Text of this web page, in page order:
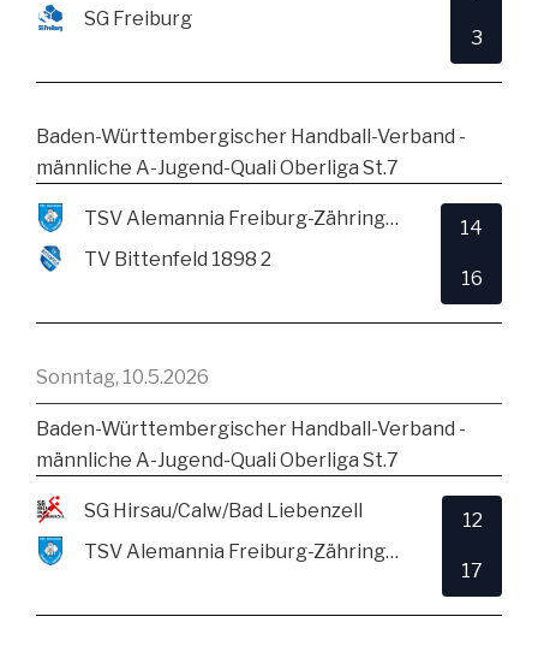
SG Freiburg
3
Baden-Württembergischer Handball-Verband -
männliche A-Jugend-Quali Oberliga St.7
TSV Alemannia Freiburg-Zähringen
TV Bittenfeld 1898 2
14
16
Sonntag, 10.5.2026
Baden-Württembergischer Handball-Verband -
männliche A-Jugend-Quali Oberliga St.7
SG Hirsau/Calw/Bad Liebenzell
TSV Alemannia Freiburg-Zähringen
12
17